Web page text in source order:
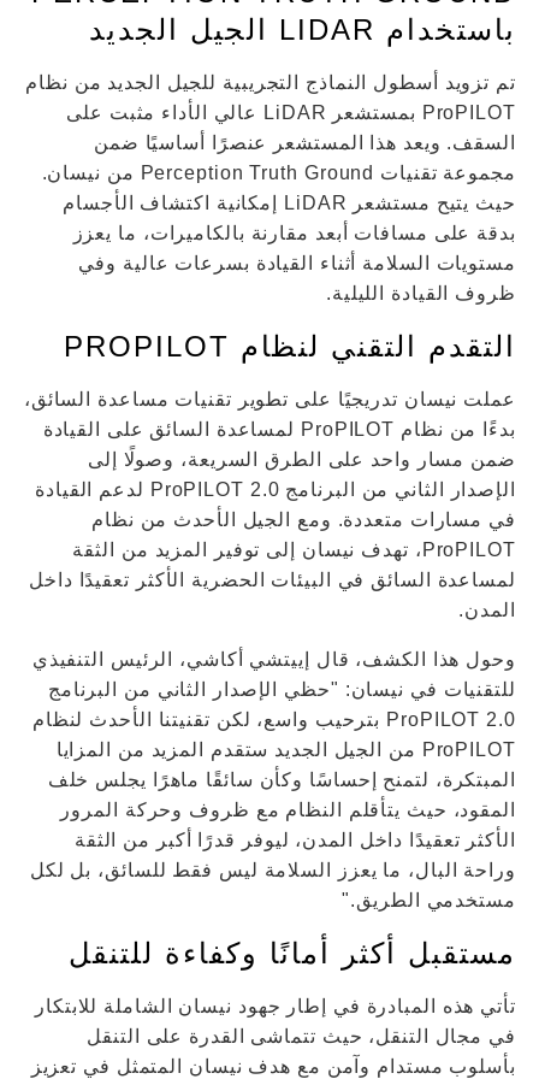
باستخدام LIDAR الجيل الجديد
تم تزويد أسطول النماذج التجريبية للجيل الجديد من نظام
ProPILOT بمستشعر LiDAR عالي الأداء مثبت على
السقف. ويعد هذا المستشعر عنصرًا أساسيًا ضمن
مجموعة تقنيات Perception Truth Ground من نيسان.
حيث يتيح مستشعر LiDAR إمكانية اكتشاف الأجسام
بدقة على مسافات أبعد مقارنة بالكاميرات، ما يعزز
مستويات السلامة أثناء القيادة بسرعات عالية وفي
ظروف القيادة الليلية.
التقدم التقني لنظام PROPILOT
عملت نيسان تدريجيًا على تطوير تقنيات مساعدة السائق،
بدءًا من نظام ProPILOT لمساعدة السائق على القيادة
ضمن مسار واحد على الطرق السريعة، وصولًا إلى
الإصدار الثاني من البرنامج ProPILOT 2.0 لدعم القيادة
في مسارات متعددة. ومع الجيل الأحدث من نظام
ProPILOT، تهدف نيسان إلى توفير المزيد من الثقة
لمساعدة السائق في البيئات الحضرية الأكثر تعقيدًا داخل
المدن.
وحول هذا الكشف، قال إييتشي أكاشي، الرئيس التنفيذي
للتقنيات في نيسان: "حظي الإصدار الثاني من البرنامج
ProPILOT 2.0 بترحيب واسع، لكن تقنيتنا الأحدث لنظام
ProPILOT من الجيل الجديد ستقدم المزيد من المزايا
المبتكرة، لتمنح إحساسًا وكأن سائقًا ماهرًا يجلس خلف
المقود، حيث يتأقلم النظام مع ظروف وحركة المرور
الأكثر تعقيدًا داخل المدن، ليوفر قدرًا أكبر من الثقة
وراحة البال، ما يعزز السلامة ليس فقط للسائق، بل لكل
مستخدمي الطريق."
مستقبل أكثر أمانًا وكفاءة للتنقل
تأتي هذه المبادرة في إطار جهود نيسان الشاملة للابتكار
في مجال التنقل، حيث تتماشى القدرة على التنقل
بأسلوب مستدام وآمن مع هدف نيسان المتمثل في تعزيز